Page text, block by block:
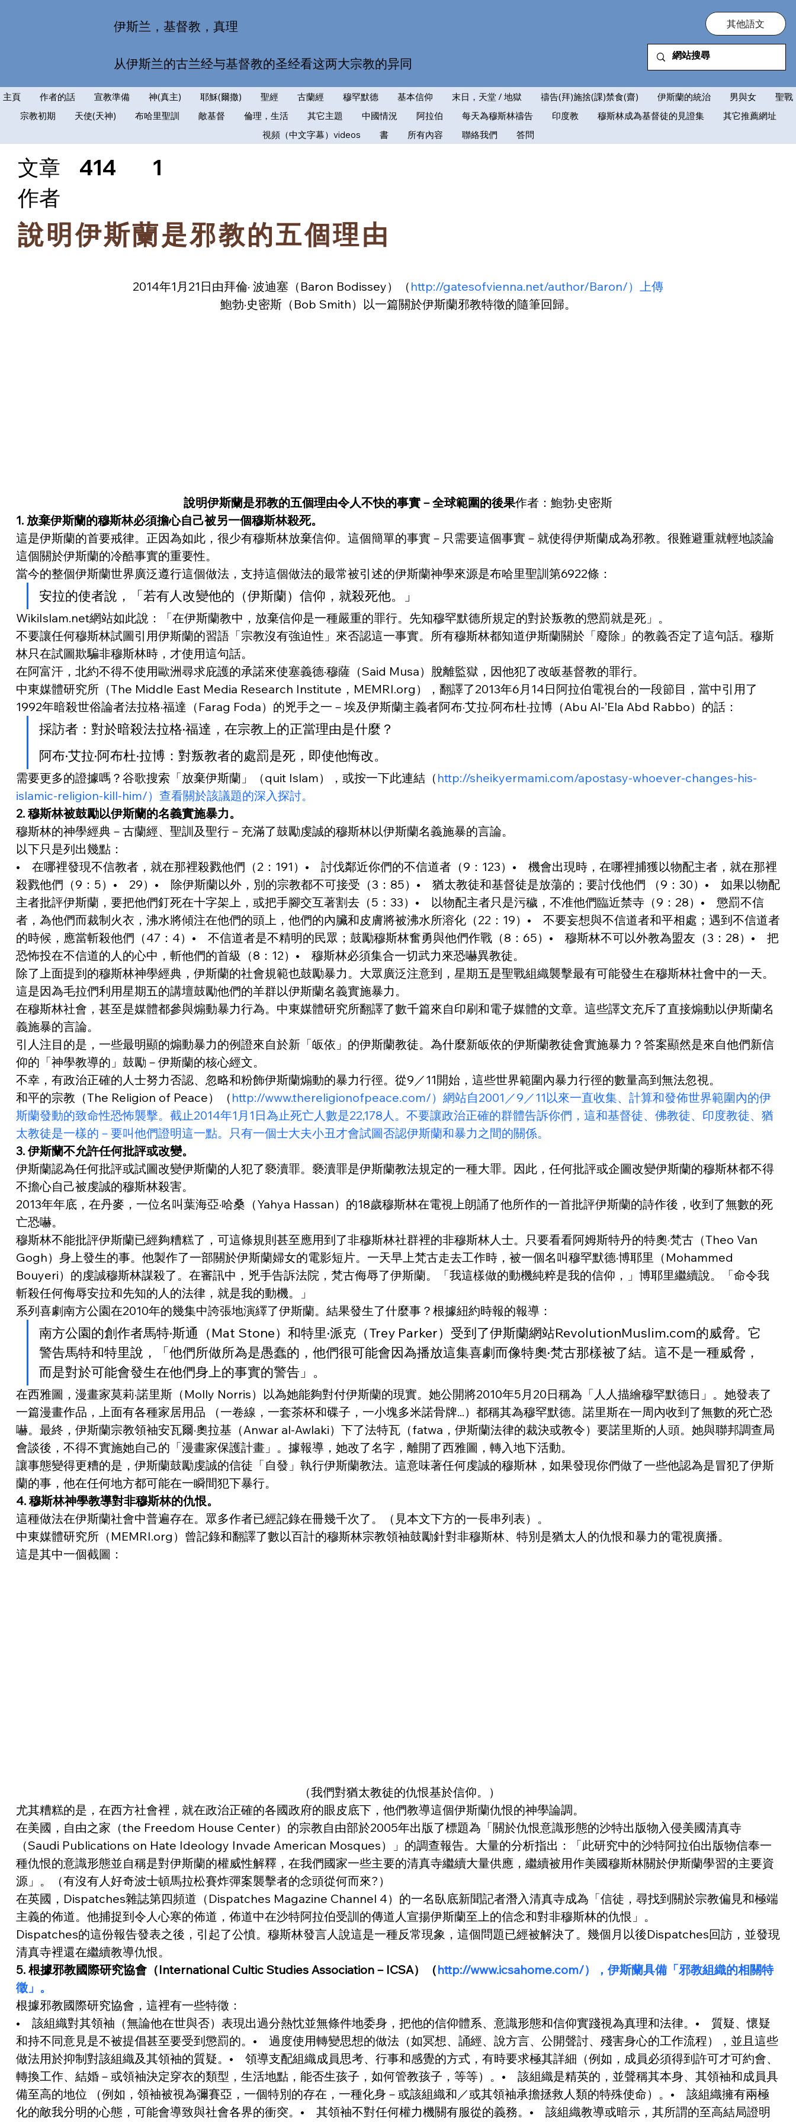
伊斯兰，基督教，真理
从伊斯兰的古兰经与基督教的圣经看这两大宗教的异同
其他語文
主頁 作者的話 宣教準備 神(真主) 耶穌(爾撒) 聖經 古蘭經 穆罕默德 基本信仰 末日，天堂 / 地獄 禱告(拜)施捨(課)禁食(齋) 伊斯蘭的統治 男與女
聖戰
宗教初期
天使(天神) 布哈里聖訓 敵基督 倫理，生活 其它主題 中國情況 阿拉伯 每天為穆斯林禱告 印度教 穆斯林成為基督徒的見證集
其它推薦網址
視頻（中文字幕）videos
書 所有內容 聯絡我們 答問
文章 414
1
​作者
說明伊斯蘭是邪教的五個理由
2014年1月21日由拜倫· 波迪塞（Baron Bodissey）（ http://gatesofvienna.net/author/Baron/）上傳
鮑勃·史密斯（Bob Smith）以一篇關於伊斯蘭邪教特徵的隨筆回歸。
說明伊斯蘭是邪教的五個理由令人不快的事實－全球範圍的後果作者：鮑勃·史密斯
1. 放棄伊斯蘭的穆斯林必須擔心自己被另一個穆斯林殺死。
這是伊斯蘭的首要戒律。正因為如此，很少有穆斯林放棄信仰。這個簡單的事實－只需要這個事實－就使得伊斯蘭成為邪教。很難避重就輕地談論
這個關於伊斯蘭的冷酷事實的重要性。
當今的整個伊斯蘭世界廣泛遵行這個做法，支持這個做法的最常被引述的伊斯蘭神學來源是布哈里聖訓第6922條：
安拉的使者說，「若有人改變他的（伊斯蘭）信仰，就殺死他。」
WikiIslam.net網站如此說：「在伊斯蘭教中，放棄信仰是一種嚴重的罪行。先知穆罕默德所規定的對於叛教的懲罰就是死」。
不要讓任何穆斯林試圖引用伊斯蘭的習語「宗教沒有強迫性」來否認這一事實。所有穆斯林都知道伊斯蘭關於「廢除」的教義否定了這句話。穆斯
林只在試圖欺騙非穆斯林時，才使用這句話。
在阿富汗，北約不得不使用歐洲尋求庇護的承諾來使塞義德·穆薩（Said Musa）脫離監獄，因他犯了改皈基督教的罪行。
中東媒體研究所（The Middle East Media Research Institute，MEMRI.org），翻譯了2013年6月14日阿拉伯電視台的一段節目，當中引用了
1992年暗殺世俗論者法拉格·福達（Farag Foda）的兇手之一－埃及伊斯蘭主義者阿布·艾拉·阿布杜·拉博（Abu Al-’Ela Abd Rabbo）的話：
採訪者：對於暗殺法拉格·福達，在宗教上的正當理由是什麼？
阿布·艾拉·阿布杜·拉博：對叛教者的處罰是死，即使他悔改。
需要更多的證據嗎？谷歌搜索「放棄伊斯蘭」（quit Islam），或按一下此連結（ http://sheikyermami.com/apostasy-whoever-changes-his-
islamic-religion-kill-him/）查看關於該議題的深入探討。
2. 穆斯林被鼓勵以伊斯蘭的名義實施暴力。
穆斯林的神學經典－古蘭經、聖訓及聖行－充滿了鼓勵虔誠的穆斯林以伊斯蘭名義施暴的言論。
以下只是列出幾點：
•    在哪裡發現不信教者，就在那裡殺戮他們（2：191）•    討伐鄰近你們的不信道者（9：123）•    機會出現時，在哪裡捕獲以物配主者，就在那裡
殺戮他們（9：5）•    29）•    除伊斯蘭以外，別的宗教都不可接受（3：85）•    猶太教徒和基督徒是放蕩的；要討伐他們 （9：30）•    如果以物配
主者批評伊斯蘭，要把他們釘死在十字架上，或把手腳交互著割去（5：33）•    以物配主者只是污穢，不准他們臨近禁寺（9：28）•    懲罰不信
者，為他們而裁制火衣，沸水將傾注在他們的頭上，他們的內臟和皮膚將被沸水所溶化（22：19）•    不要妄想與不信道者和平相處；遇到不信道者
的時候，應當斬殺他們（47：4）•    不信道者是不精明的民眾；鼓勵穆斯林奮勇與他們作戰（8：65）•    穆斯林不可以外教為盟友（3：28）•    把
恐怖投在不信道的人的心中，斬他們的首級（8：12）•    穆斯林必須集合一切武力來恐嚇異教徒。
除了上面提到的穆斯林神學經典，伊斯蘭的社會規範也鼓勵暴力。大眾廣泛注意到，星期五是聖戰組織襲擊最有可能發生在穆斯林社會中的一天。
這是因為毛拉們利用星期五的講壇鼓勵他們的羊群以伊斯蘭名義實施暴力。
在穆斯林社會，甚至是媒體都參與煽動暴力行為。中東媒體研究所翻譯了數千篇來自印刷和電子媒體的文章。這些譯文充斥了直接煽動以伊斯蘭名
義施暴的言論。
引人注目的是，一些最明顯的煽動暴力的例證來自於新「皈依」的伊斯蘭教徒。為什麼新皈依的伊斯蘭教徒會實施暴力？答案顯然是來自他們新信
仰的「神學教導的」鼓勵－伊斯蘭的核心經文。
不幸，有政治正確的人士努力否認、忽略和粉飾伊斯蘭煽動的暴力行徑。從9／11開始，這些世界範圍內暴力行徑的數量高到無法忽視。
和平的宗教（The Religion of Peace）（ http://www.thereligionofpeace.com/）網站自2001／9／11以來一直收集、計算和發佈世界範圍內的伊
斯蘭發動的致命性恐怖襲擊。截止2014年1月1日為止死亡人數是22,178人。不要讓政治正確的群體告訴你們，這和基督徒、佛教徒、印度教徒、猶
太教徒是一樣的－要叫他們證明這一點。只有一個士大夫小丑才會試圖否認伊斯蘭和暴力之間的關係。
3. 伊斯蘭不允許任何批評或改變。
伊斯蘭認為任何批評或試圖改變伊斯蘭的人犯了褻瀆罪。褻瀆罪是伊斯蘭教法規定的一種大罪。因此，任何批評或企圖改變伊斯蘭的穆斯林都不得
不擔心自己被虔誠的穆斯林殺害。
2013年年底，在丹麥，一位名叫葉海亞·哈桑（Yahya Hassan）的18歲穆斯林在電視上朗誦了他所作的一首批評伊斯蘭的詩作後，收到了無數的死
亡恐嚇。
穆斯林不能批評伊斯蘭已經夠糟糕了，可這條規則甚至應用到了非穆斯林社群裡的非穆斯林人士。只要看看阿姆斯特丹的特奧·梵古（Theo Van
Gogh）身上發生的事。他製作了一部關於伊斯蘭婦女的電影短片。一天早上梵古走去工作時，被一個名叫穆罕默德·博耶里（Mohammed
Bouyeri）的虔誠穆斯林謀殺了。在審訊中，兇手告訴法院，梵古侮辱了伊斯蘭。「我這樣做的動機純粹是我的信仰，」博耶里繼續說。「命令我
斬殺任何侮辱安拉和先知的人的法律，就是我的動機。」
系列喜劇南方公園在2010年的幾集中誇張地演繹了伊斯蘭。結果發生了什麼事？根據紐約時報的報導：
南方公園的創作者馬特·斯通（Mat Stone）和特里·派克（Trey Parker）受到了伊斯蘭網站RevolutionMuslim.com的威脅。它
警告馬特和特里說，「他們所做所為是愚蠢的，他們很可能會因為播放這集喜劇而像特奧·梵古那樣被了結。這不是一種威脅，
而是對於可能會發生在他們身上的事實的警告」。
在西雅圖，漫畫家莫莉·諾里斯（Molly Norris）以為她能夠對付伊斯蘭的現實。她公開將2010年5月20日稱為「人人描繪穆罕默德日」。她發表了
一篇漫畫作品，上面有各種家居用品 （一卷線，一套茶杯和碟子，一小塊多米諾骨牌...）都稱其為穆罕默德。諾里斯在一周內收到了無數的死亡恐
嚇。最終，伊斯蘭宗教領袖安瓦爾·奧拉基（Anwar al-Awlaki）下了法特瓦（fatwa，伊斯蘭法律的裁決或教令）要諾里斯的人頭。她與聯邦調查局
會談後，不得不實施她自己的「漫畫家保護計畫」。據報導，她改了名字，離開了西雅圖，轉入地下活動。
讓事態變得更糟的是，伊斯蘭鼓勵虔誠的信徒「自發」執行伊斯蘭教法。這意味著任何虔誠的穆斯林，如果發現你們做了一些他認為是冒犯了伊斯
蘭的事，他在任何地方都可能在一瞬間犯下暴行。
4. 穆斯林神學教導對非穆斯林的仇恨。
這種做法在伊斯蘭社會中普遍存在。眾多作者已經記錄在冊幾千次了。（見本文下方的一長串列表）。
中東媒體研究所（MEMRI.org）曾記錄和翻譯了數以百計的穆斯林宗教領袖鼓勵針對非穆斯林、特別是猶太人的仇恨和暴力的電視廣播。
這是其中一個截圖：
（我們對猶太教徒的仇恨基於信仰。）
尤其糟糕的是，在西方社會裡，就在政治正確的各國政府的眼皮底下，他們教導這個伊斯蘭仇恨的神學論調。
在美國，自由之家（the Freedom House Center）的宗教自由部於2005年出版了標題為「關於仇恨意識形態的沙特出版物入侵美國清真寺
（Saudi Publications on Hate Ideology Invade American Mosques）」的調查報告。大量的分析指出：「此研究中的沙特阿拉伯出版物信奉一
種仇恨的意識形態並自稱是對伊斯蘭的權威性解釋，在我們國家一些主要的清真寺繼續大量供應，繼續被用作美國穆斯林關於伊斯蘭學習的主要資
源」。（有沒有人好奇波士頓馬拉松賽炸彈案襲擊者的念頭從何而來?）
在英國，Dispatches雜誌第四頻道（Dispatches Magazine Channel 4）的一名臥底新聞記者潛入清真寺成為「信徒，尋找到關於宗教偏見和極端
主義的佈道。他捕捉到令人心寒的佈道，佈道中在沙特阿拉伯受訓的傳道人宣揚伊斯蘭至上的信念和對非穆斯林的仇恨」。
Dispatches的這份報告發表之後，引起了公憤。穆斯林發言人說這是一種反常現象，這個問題已經被解決了。幾個月以後Dispatches回訪，並發現
清真寺裡還在繼續教導仇恨。
5. 根據邪教國際研究協會（International Cultic Studies Association－ICSA）（http://www.icsahome.com/），伊斯蘭具備「邪教組織的相關特
徵」。
根據邪教國際研究協會，這裡有一些特徵：
•    該組織對其領袖（無論他在世與否）表現出過分熱忱並無條件地委身，把他的信仰體系、意識形態和信仰實踐視為真理和法律。•    質疑、懷疑
和持不同意見是不被提倡甚至要受到懲罰的。•    過度使用轉變思想的做法（如冥想、誦經、說方言、公開聲討、殘害身心的工作流程），並且這些
做法用於抑制對該組織及其領袖的質疑。•    領導支配組織成員思考、行事和感覺的方式，有時要求極其詳細（例如，成員必須得到許可才可約會、
轉換工作、結婚－或領袖決定穿衣的類型，生活地點，能否生孩子，如何管教孩子，等等）。•    該組織是精英的，並聲稱其本身、其領袖和成員具
備至高的地位 （例如，領袖被視為彌賽亞，一個特別的存在，一種化身－或該組織和／或其領袖承擔拯救人類的特殊使命）。•    該組織擁有兩極
化的敵我分明的心態，可能會導致與社會各界的衝突。•    其領袖不對任何權力機關有服從的義務。•    該組織教導或暗示，其所謂的至高結局證明